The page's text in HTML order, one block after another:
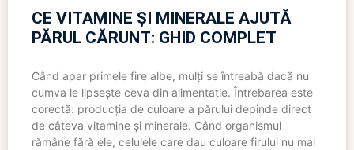
CE VITAMINE ȘI MINERALE AJUTĂ
PĂRUL CĂRUNT: GHID COMPLET
Când apar primele fire albe, mulți se întreabă dacă nu
cumva le lipsește ceva din alimentație. Întrebarea este
corectă: producția de culoare a părului depinde direct
de câteva vitamine și minerale. Când organismul
rămâne fără ele, celulele care dau culoare firului nu mai